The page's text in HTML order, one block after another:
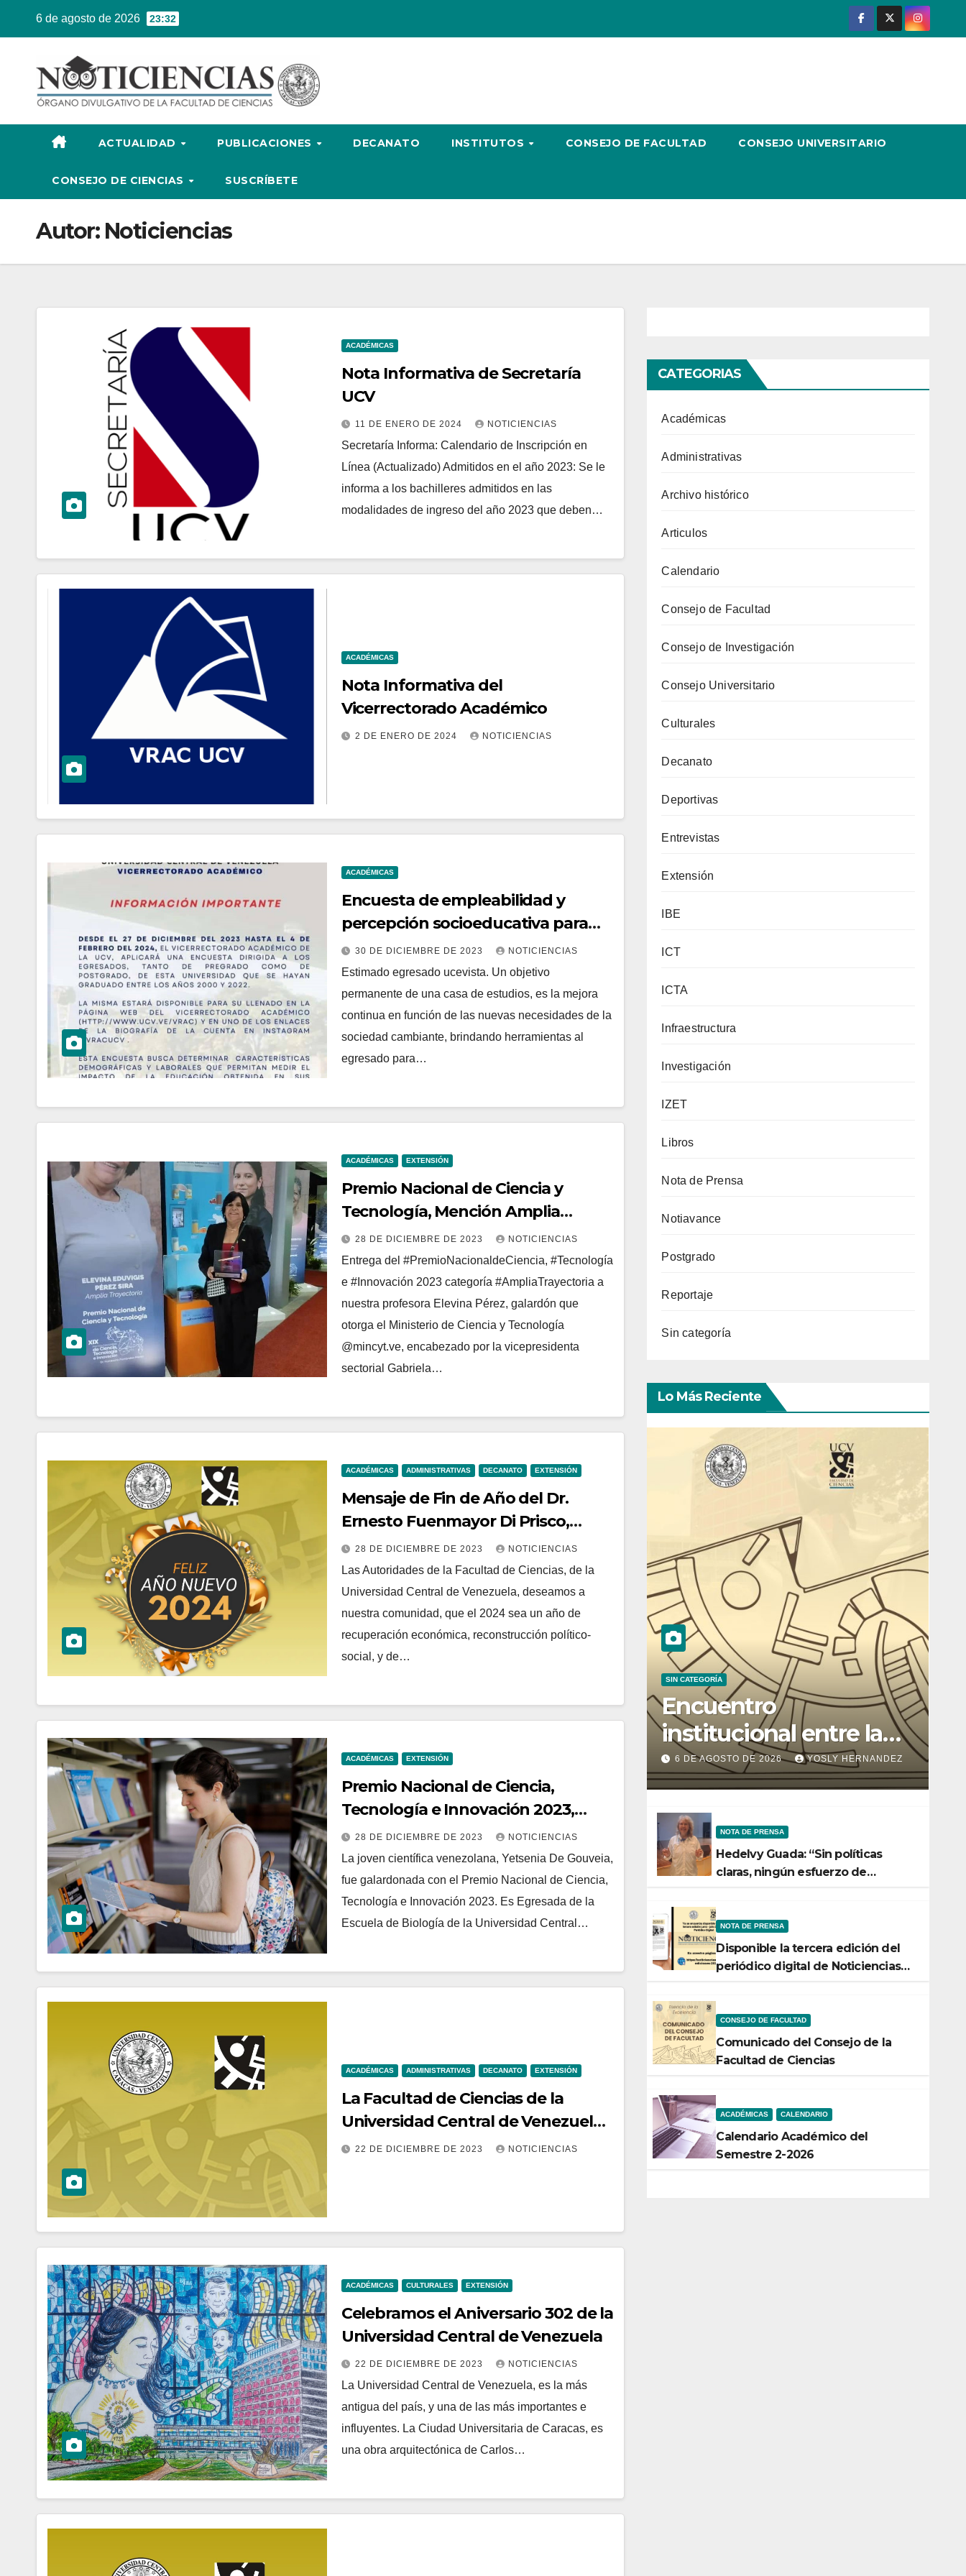
6 de agosto de 2026 23:32
ACTUALIDAD PUBLICACIONES DECANATO INSTITUTOS CONSEJO DE FACULTAD CONSEJO UNIVERSITARIO
CONSEJO DE CIENCIAS SUSCRÍBETE
Autor: Noticiencias
ACADÉMICAS
Nota Informativa de Secretaría
UCV
11 DE ENERO DE 2024 NOTICIENCIAS
Secretaría Informa: Calendario de Inscripción en
Línea (Actualizado) Admitidos en el año 2023: Se le
informa a los bachilleres admitidos en las
modalidades de ingreso del año 2023 que deben…
ACADÉMICAS
Nota Informativa del
Vicerrectorado Académico
2 DE ENERO DE 2024 NOTICIENCIAS
ACADÉMICAS
Encuesta de empleabilidad y
percepción socioeducativa para
egresados de la Universidad
Central de Venezuela, entre los
años 2000 al 2022
30 DE DICIEMBRE DE 2023 NOTICIENCIAS
Estimado egresado ucevista. Un objetivo
permanente de una casa de estudios, es la mejora
continua en función de las nuevas necesidades de la
sociedad cambiante, brindando herramientas al
egresado para…
ACADÉMICAS EXTENSIÓN
Premio Nacional de Ciencia y
Tecnología, Mención Amplia
Trayectoria, a la Dra. Elevina Pérez
28 DE DICIEMBRE DE 2023 NOTICIENCIAS
Entrega del #PremioNacionaldeCiencia, #Tecnología
e #Innovación 2023 categoría #AmpliaTrayectoria a
nuestra profesora Elevina Pérez, galardón que
otorga el Ministerio de Ciencia y Tecnología
@mincyt.ve, encabezado por la vicepresidenta
sectorial Gabriela…
ACADÉMICAS ADMINISTRATIVAS DECANATO EXTENSIÓN
Mensaje de Fin de Año del Dr.
Ernesto Fuenmayor Di Prisco,
Decano de la Facultad de Ciencias
28 DE DICIEMBRE DE 2023 NOTICIENCIAS
Las Autoridades de la Facultad de Ciencias, de la
Universidad Central de Venezuela, deseamos a
nuestra comunidad, que el 2024 sea un año de
recuperación económica, reconstrucción político-
social, y de…
ACADÉMICAS EXTENSIÓN
Premio Nacional de Ciencia,
Tecnología e Innovación 2023,
mención Novel a la MSc. Yetsenia
De Gouveia
28 DE DICIEMBRE DE 2023 NOTICIENCIAS
La joven científica venezolana, Yetsenia De Gouveia,
fue galardonada con el Premio Nacional de Ciencia,
Tecnología e Innovación 2023. Es Egresada de la
Escuela de Biología de la Universidad Central…
ACADÉMICAS ADMINISTRATIVAS DECANATO EXTENSIÓN
La Facultad de Ciencias de la
Universidad Central de Venezuela,
les desea a todos una Feliz
22 DE DICIEMBRE DE 2023 NOTICIENCIAS
ACADÉMICAS CULTURALES EXTENSIÓN
Celebramos el Aniversario 302 de la
Universidad Central de Venezuela
22 DE DICIEMBRE DE 2023 NOTICIENCIAS
La Universidad Central de Venezuela, es la más
antigua del país, y una de las más importantes e
influyentes. La Ciudad Universitaria de Caracas, es
una obra arquitectónica de Carlos…
CATEGORIAS
Académicas
Administrativas
Archivo histórico
Articulos
Calendario
Consejo de Facultad
Consejo de Investigación
Consejo Universitario
Culturales
Decanato
Deportivas
Entrevistas
Extensión
IBE
ICT
ICTA
Infraestructura
Investigación
IZET
Libros
Nota de Prensa
Notiavance
Postgrado
Reportaje
Sin categoría
Lo Más Reciente
SIN CATEGORÍA
Encuentro
institucional entre la
Facultad de Ciencias y
el Ministerio de Ciencia
y Tecnología
6 DE AGOSTO DE 2026 YOSLY HERNANDEZ
NOTA DE PRENSA
Hedelvy Guada: “Sin políticas
claras, ningún esfuerzo de
NOTA DE PRENSA
Disponible la tercera edición del
periódico digital de Noticiencias
CONSEJO DE FACULTAD
Comunicado del Consejo de la
Facultad de Ciencias
ACADÉMICAS CALENDARIO
Calendario Académico del
Semestre 2-2026